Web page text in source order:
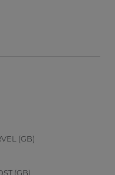
(GB)
(GB)